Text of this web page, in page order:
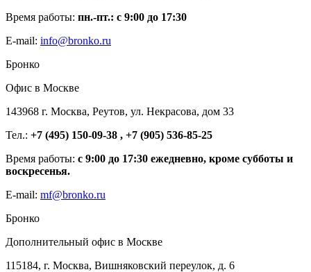
Время работы: пн.-пт.: с 9:00 до 17:30
E-mail: info@bronko.ru
Бронко
Офис в Москве
143968 г. Москва, Реутов, ул. Некрасова, дом 33
Тел.: +7 (495) 150-09-38 , +7 (905) 536-85-25
Время работы: с 9:00 до 17:30 ежедневно, кроме субботы и
воскресенья.
E-mail: mf@bronko.ru
Бронко
Дополнительный офис в Москве
115184, г. Москва, Вишняковский переулок, д. 6